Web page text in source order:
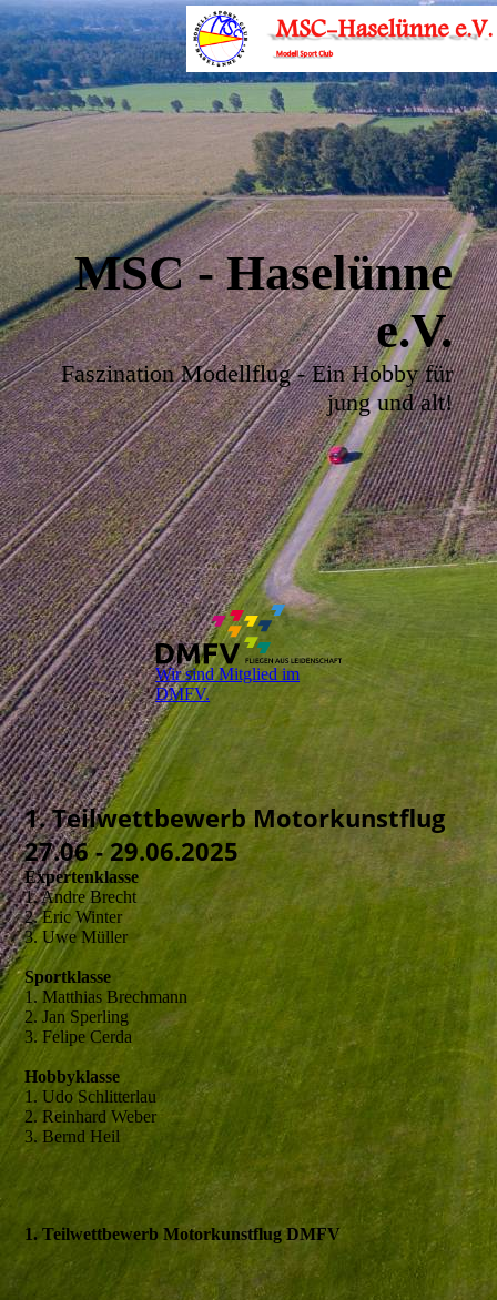
MSC - Haselünne
e.V.
Faszination Modellflug - Ein Hobby für
jung und alt!
Wir sind Mitglied im
DMFV.
1. Teilwettbewerb Motorkunstflug
27.06 - 29.06.2025
Expertenklasse
1. Andre Brecht
2. Eric Winter
3. Uwe Müller
Sportklasse
1. Matthias Brechmann
2. Jan Sperling
3. Felipe Cerda
Hobbyklasse
1. Udo Schlitterlau
2. Reinhard Weber
3. Bernd Heil
1. Teilwettbewerb Motorkunstflug DMFV